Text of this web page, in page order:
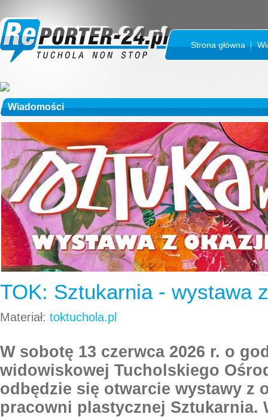
Strona główna
Wiadomości
TOK: Sztukarnia - wystawa
Materiał: toktuchola.pl
W sobotę 13 czerwca 2026 r. o
widowiskowej Tucholskiego
odbędzie się otwarcie wystawy z
pracowni plastycznej Sztukarnia.